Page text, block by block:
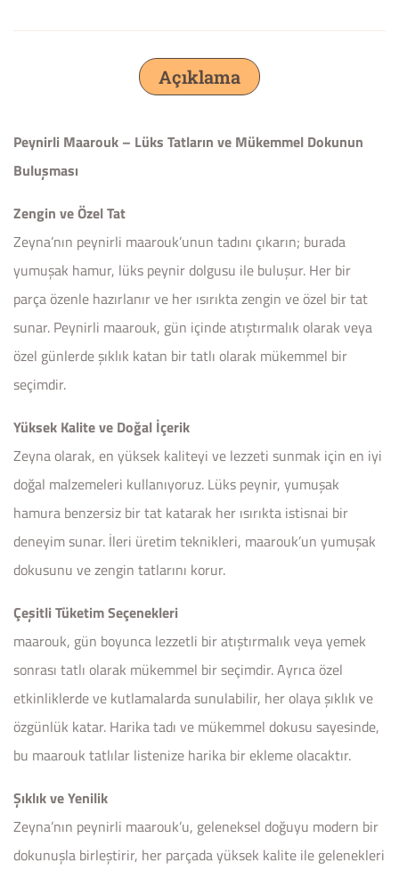
Açıklama
Peynirli Maarouk – Lüks Tatların ve Mükemmel Dokunun
Buluşması
Zengin ve Özel Tat
Zeyna’nın peynirli maarouk’unun tadını çıkarın; burada
yumuşak hamur, lüks peynir dolgusu ile buluşur. Her bir
parça özenle hazırlanır ve her ısırıkta zengin ve özel bir tat
sunar. Peynirli maarouk, gün içinde atıştırmalık olarak veya
özel günlerde şıklık katan bir tatlı olarak mükemmel bir
seçimdir.
Yüksek Kalite ve Doğal İçerik
Zeyna olarak, en yüksek kaliteyi ve lezzeti sunmak için en iyi
doğal malzemeleri kullanıyoruz. Lüks peynir, yumuşak
hamura benzersiz bir tat katarak her ısırıkta istisnai bir
deneyim sunar. İleri üretim teknikleri, maarouk’un yumuşak
dokusunu ve zengin tatlarını korur.
Çeşitli Tüketim Seçenekleri
maarouk, gün boyunca lezzetli bir atıştırmalık veya yemek
sonrası tatlı olarak mükemmel bir seçimdir. Ayrıca özel
etkinliklerde ve kutlamalarda sunulabilir, her olaya şıklık ve
özgünlük katar. Harika tadı ve mükemmel dokusu sayesinde,
bu maarouk tatlılar listenize harika bir ekleme olacaktır.
Şıklık ve Yenilik
Zeyna’nın peynirli maarouk’u, geleneksel doğuyu modern bir
dokunuşla birleştirir, her parçada yüksek kalite ile gelenekleri